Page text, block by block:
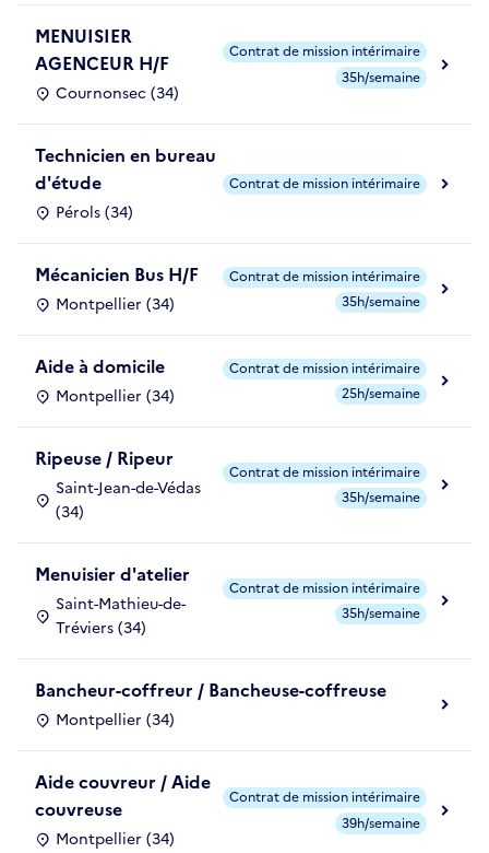
MENUISIER
AGENCEUR H/F
Cournonsec (34)
Contrat de mission intérimaire
35h/semaine
Technicien en bureau
d'étude
Pérols (34)
Contrat de mission intérimaire
Mécanicien Bus H/F
Montpellier (34)
Contrat de mission intérimaire
35h/semaine
Aide à domicile
Montpellier (34)
Contrat de mission intérimaire
25h/semaine
Ripeuse / Ripeur
Saint-Jean-de-Védas
(34)
Contrat de mission intérimaire
35h/semaine
Menuisier d'atelier
Saint-Mathieu-de-
Tréviers (34)
Contrat de mission intérimaire
35h/semaine
Bancheur-coffreur / Bancheuse-coffreuse
Montpellier (34)
Aide couvreur / Aide
couvreuse
Montpellier (34)
Contrat de mission intérimaire
39h/semaine